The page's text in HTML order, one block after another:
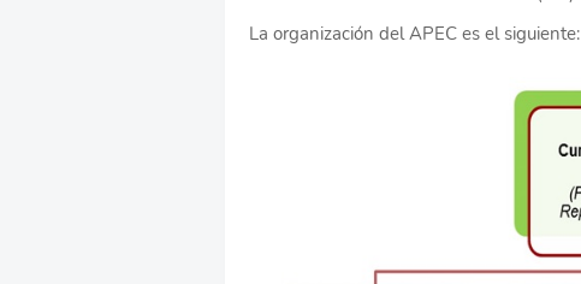
La organización del APEC es el siguiente: